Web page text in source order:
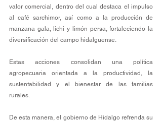
valor comercial, dentro del cual destaca el impulso
al café sarchimor, así como a la producción de
manzana gala, lichi y limón persa, fortaleciendo la
diversificación del campo hidalguense.
Estas acciones consolidan una política
agropecuaria orientada a la productividad, la
sustentabilidad y el bienestar de las familias
rurales.
De esta manera, el gobierno de Hidalgo refrenda su